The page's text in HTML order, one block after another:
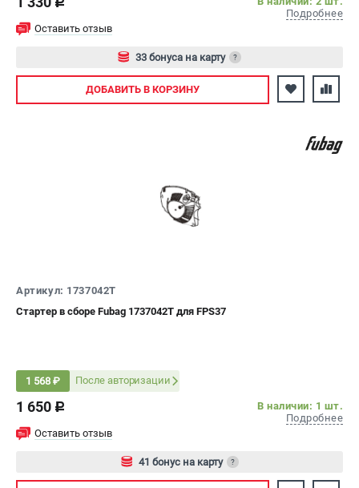
c
Подробнее
Оставить отзыв
33 бонуса на карту ?
Авторизуйтесь
ДОБАВИТЬ В КОРЗИНУ
Артикул: 1737042T
Стартер в сборе Fubag 1737042T для FPS37
1 568 ₽ После авторизации
1 650 c
В наличии: 1 шт.
Подробнее
Оставить отзыв
41 бонус на карту ?